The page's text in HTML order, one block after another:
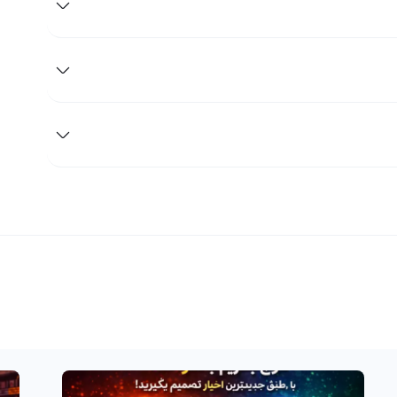
و یک سفارش با قیمت توقف. (به عبارت دیگر، اگر
آن از طریق صرافی رابکس را می‌توانید در بخش «آموزش خرید و